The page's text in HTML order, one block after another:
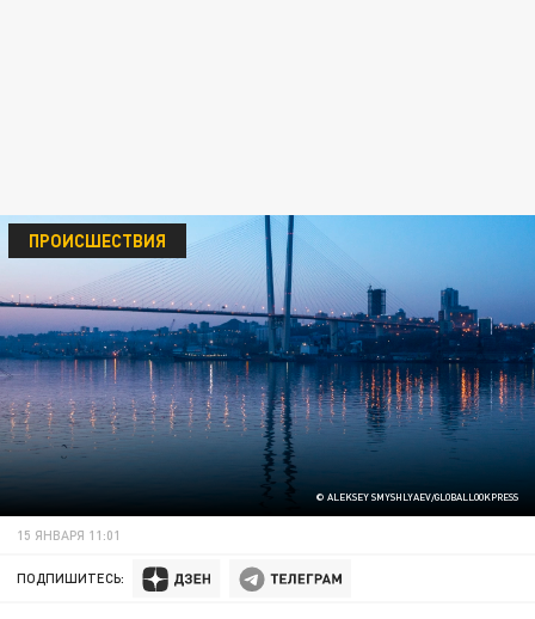
© ALEKSEY SMYSHLYAEV/GLOBALLOOKPRESS
ПРОИСШЕСТВИЯ
15 ЯНВАРЯ 11:01
ПОДПИШИТЕСЬ: